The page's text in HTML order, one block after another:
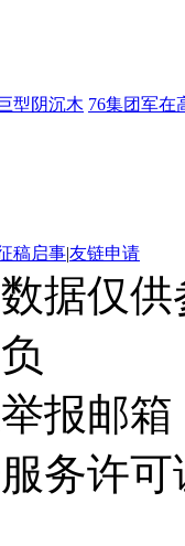
型阴沉木 76集团军在
稿启事|友链申请
据仅
报邮箱
许可